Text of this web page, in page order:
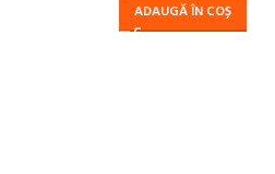
ADAUGĂ ÎN COȘ